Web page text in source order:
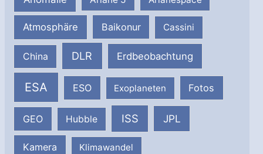
Atmosphäre Baikonur Cassini
China DLR Erdbeobachtung
ESA ESO Exoplaneten Fotos
GEO Hubble ISS JPL
Kamera Klimawandel